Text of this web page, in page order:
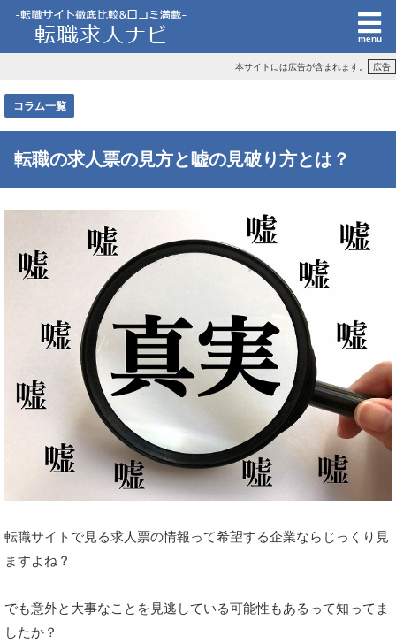
本サイトには広告が含まれます。 広告
コラム一覧
転職の求人票の見方と嘘の見破り方とは？
転職サイトで見る求人票の情報って希望する企業ならじっくり見
ますよね？
でも意外と大事なことを見逃している可能性もあるって知ってま
したか？